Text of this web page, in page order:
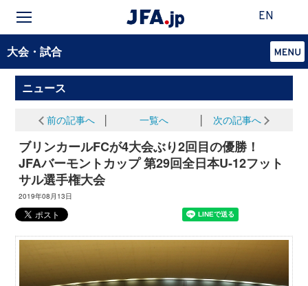
EN
大会・試合
ニュース
前の記事へ 一覧へ 次の記事へ
ブリンカールFCが4大会ぶり2回目の優勝！
JFAバーモントカップ 第29回全日本U-12フット
サル選手権大会
2019年08月13日